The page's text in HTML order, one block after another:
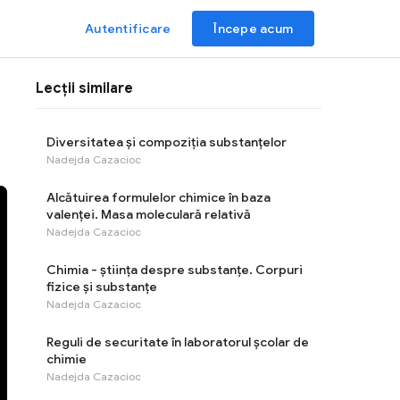
Autentificare Începe acum
Lecții similare
Diversitatea și compoziția substanțelor
Nadejda Cazacioc
Alcătuirea formulelor chimice în baza
valenței. Masa moleculară relativă
Nadejda Cazacioc
Chimia - știința despre substanțe. Corpuri
fizice și substanțe
Nadejda Cazacioc
Reguli de securitate în laboratorul școlar de
chimie
Nadejda Cazacioc